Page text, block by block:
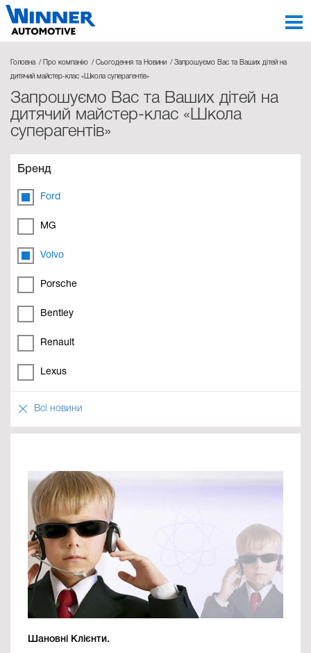
Головна Про компанію Сьогодення та Новини Запрошуємо Вас та Ваших дітей на
дитячий майстер-клас «Школа суперагентів»
Запрошуємо Вас та Ваших дітей на
дитячий майстер-клас «Школа
суперагентів»
Бренд
Ford
MG
Volvo
Porsche
Bentley
Renault
Lexus
Всі новини
Шановні Клієнти.